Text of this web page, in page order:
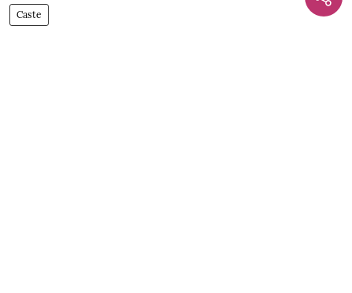
Caste